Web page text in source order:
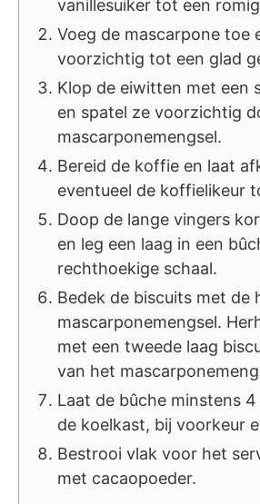
vanillesuiker tot een
Voeg de mascarpone toe
voorzichtig tot een glad
Klop de eiwitten met een
en spatel ze voorzichtig
mascarponemengsel.
Bereid de koffie en laat
eventueel de koffielikeur
Doop de lange vingers
en leg een laag in een
rechthoekige schaal.
Bedek de biscuits met de
mascarponemengsel.
met een tweede laag
van het
Laat de bûche minstens
de koelkast, bij voorkeur
Bestrooi vlak voor het
met cacaopoeder.